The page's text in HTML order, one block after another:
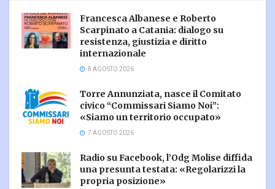
Francesca Albanese e Roberto
Scarpinato a Catania: dialogo su
resistenza, giustizia e diritto
internazionale
8 AGOSTO 2026
Torre Annunziata, nasce il Comitato
civico “Commissari Siamo Noi”:
«Siamo un territorio occupato»
7 AGOSTO 2026
Radio su Facebook, l’Odg Molise diffida
una presunta testata: «Regolarizzi la
propria posizione»